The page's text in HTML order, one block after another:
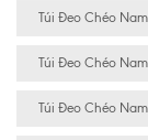
Túi Đeo Chéo
Túi Đeo Chéo
Túi Đeo Chéo